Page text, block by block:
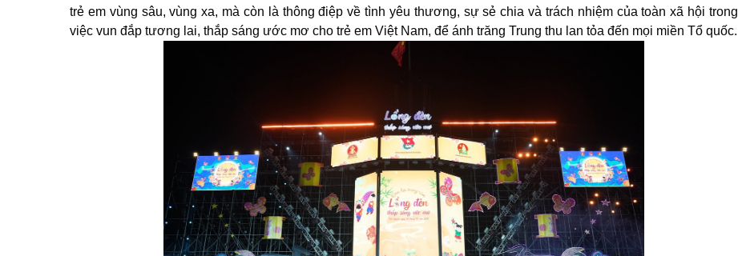
trẻ em vùng sâu, vùng xa, mà còn là thông điệp về tình yêu thương, sự sẻ chia và trách nhiệm của toàn xã hội trong
việc vun đắp tương lai, thắp sáng ước mơ cho trẻ em Việt Nam, để ánh trăng Trung thu lan tỏa đến mọi miền Tổ quốc.